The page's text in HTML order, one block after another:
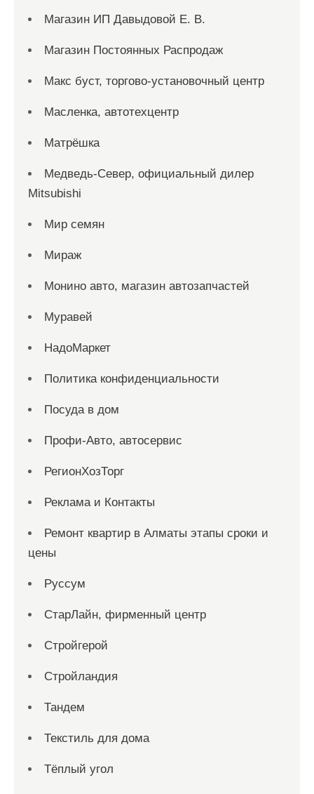
Магазин ИП Давыдовой Е. В.
Магазин Постоянных Распродаж
Макс буст, торгово-установочный центр
Масленка, автотехцентр
Матрёшка
Медведь-Север, официальный дилер
Mitsubishi
Мир семян
Мираж
Монино авто, магазин автозапчастей
Муравей
НадоМаркет
Политика конфиденциальности
Посуда в дом
Профи-Авто, автосервис
РегионХозТорг
Реклама и Контакты
Ремонт квартир в Алматы этапы сроки и
цены
Руссум
СтарЛайн, фирменный центр
Стройгерой
Стройландия
Тандем
Текстиль для дома
Тёплый угол